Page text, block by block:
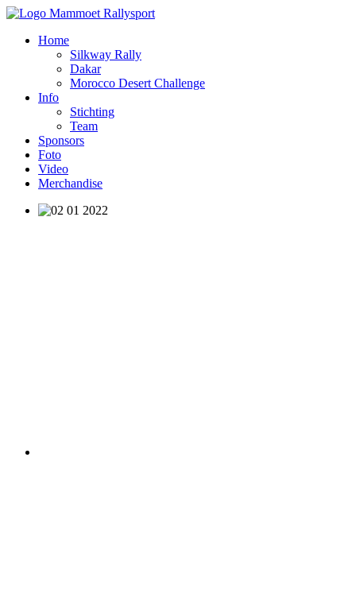
Home
Silkway Rally
Dakar
Morocco Desert Challenge
Info
Stichting
Team
Sponsors
Foto
Video
Merchandise